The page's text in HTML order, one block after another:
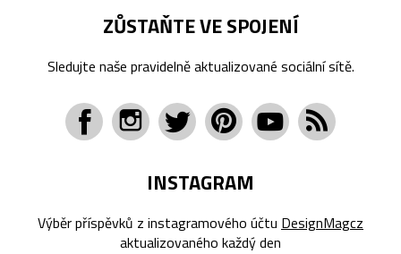
ZŮSTAŇTE VE SPOJENÍ
Sledujte naše pravidelně aktualizované sociální sítě.
INSTAGRAM
Výběr příspěvků z instagramového účtu DesignMagcz
aktualizovaného každý den